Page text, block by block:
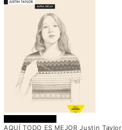
AQUÍ TODO ES MEJOR Justin Taylor